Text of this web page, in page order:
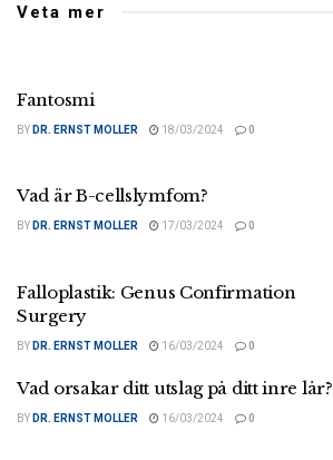
Veta mer
Fantosmi
BY DR. ERNST MOLLER 18/03/2024 0
Vad är B-cellslymfom?
BY DR. ERNST MOLLER 17/03/2024 0
Falloplastik: Genus Confirmation
Surgery
BY DR. ERNST MOLLER 16/03/2024 0
Vad orsakar ditt utslag på ditt inre lår?
BY DR. ERNST MOLLER 16/03/2024 0